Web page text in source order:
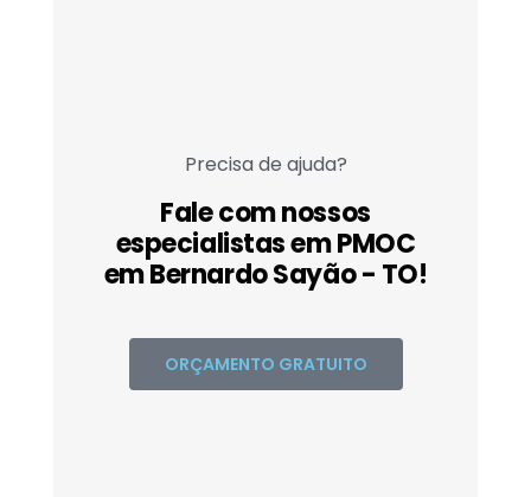
Precisa de ajuda?
Fale com nossos
especialistas em PMOC
em Bernardo Sayão - TO!
ORÇAMENTO GRATUITO